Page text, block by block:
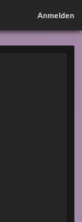
Anmelden